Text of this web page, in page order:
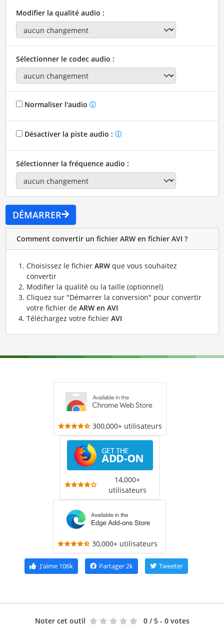
Modifier la qualité audio :
Sélectionner le codec audio :
Normaliser l'audio
Désactiver la piste audio :
Sélectionner la fréquence audio :
DÉMARRER
Comment convertir un fichier ARW en fichier AVI ?
Choisissez le fichier ARWque vous souhaitez
convertir
Modifier la qualité ou la taille (optionnel)
Cliquez sur "Démarrer la conversion" pour convertir
votre fichier de ARW en AVI
Téléchargez votre fichier AVI
300,000+ utilisateurs
14,000+
utilisateurs
30,000+ utilisateurs
J'aime106k Partager2k Tweeter
Noter cet outil 0 / 5 - 0 votes